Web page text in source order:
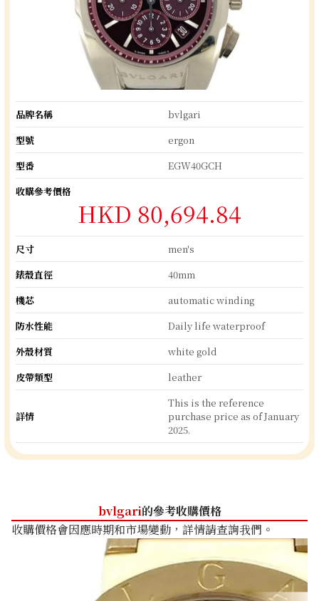
品牌名稱
bvlgari
型號
ergon
型番
EGW40GCH
收購參考價格
HKD 80,694.84
尺寸
men's
錶殼直徑
40mm
機芯
automatic winding
防水性能
Daily life waterproof
外殼材質
white gold
皮帶類型
leather
詳情
This is the reference
purchase price as of January
2025.
bvlgari的參考收購價格
收購價格會因應時期和市場變動，詳情請查詢我們。